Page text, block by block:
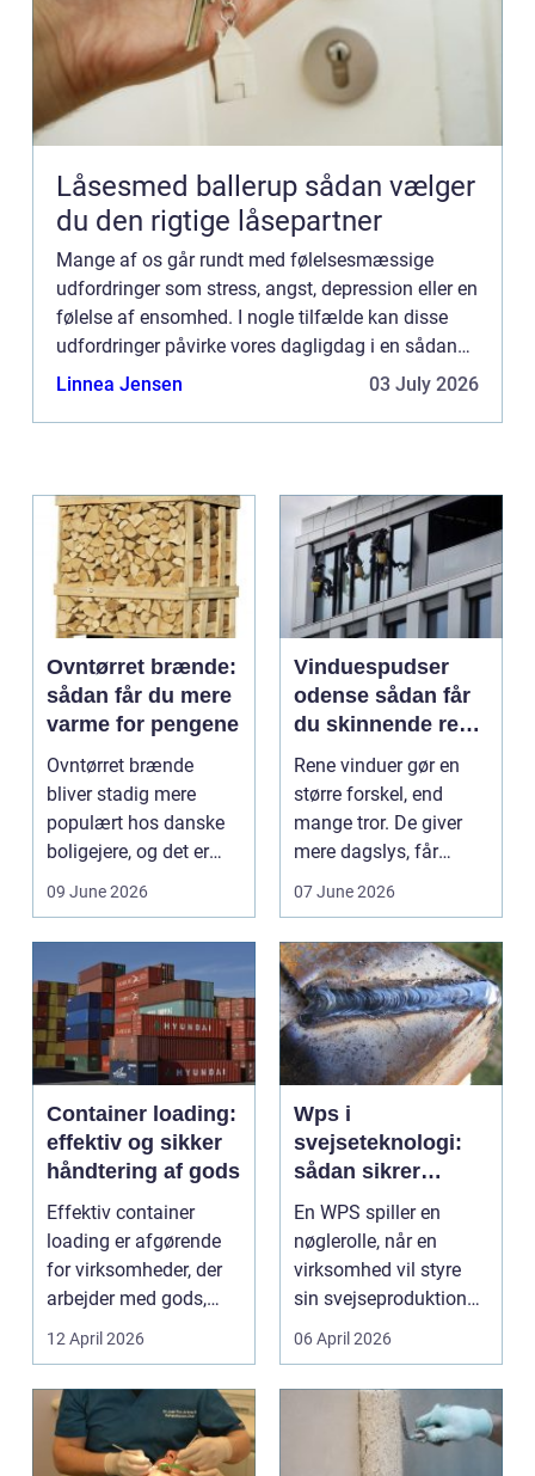
Låsesmed ballerup sådan vælger
du den rigtige låsepartner
Mange af os går rundt med følelsesmæssige
udfordringer som stress, angst, depression eller en
følelse af ensomhed. I nogle tilfælde kan disse
udfordringer påvirke vores dagligdag i en sådan
grad, at det bliver nødvendigt at søge professionel
Linnea Jensen 03 July 2026
Ovntørret brænde:
sådan får du mere
varme for pengene
Ovntørret brænde
bliver stadig mere
populært hos danske
boligejere, og det er
09 June 2026
Vinduespudser
odense sådan får
du skinnende rene
ruder året rundt
Rene vinduer gør en
større forskel, end
mange tror. De giver
mere dagslys, får
07 June 2026
Container loading:
effektiv og sikker
håndtering af gods
Effektiv container
loading er afgørende
for virksomheder, der
arbejder med gods,
skrot eller ...
12 April 2026
Wps i
svejseteknologi:
sådan sikrer
virksomheder
kvalitet og
sporbarhed
En WPS spiller en
nøglerolle, når en
virksomhed vil styre
sin svejseproduktion
sikkert, ensartet og ...
06 April 2026